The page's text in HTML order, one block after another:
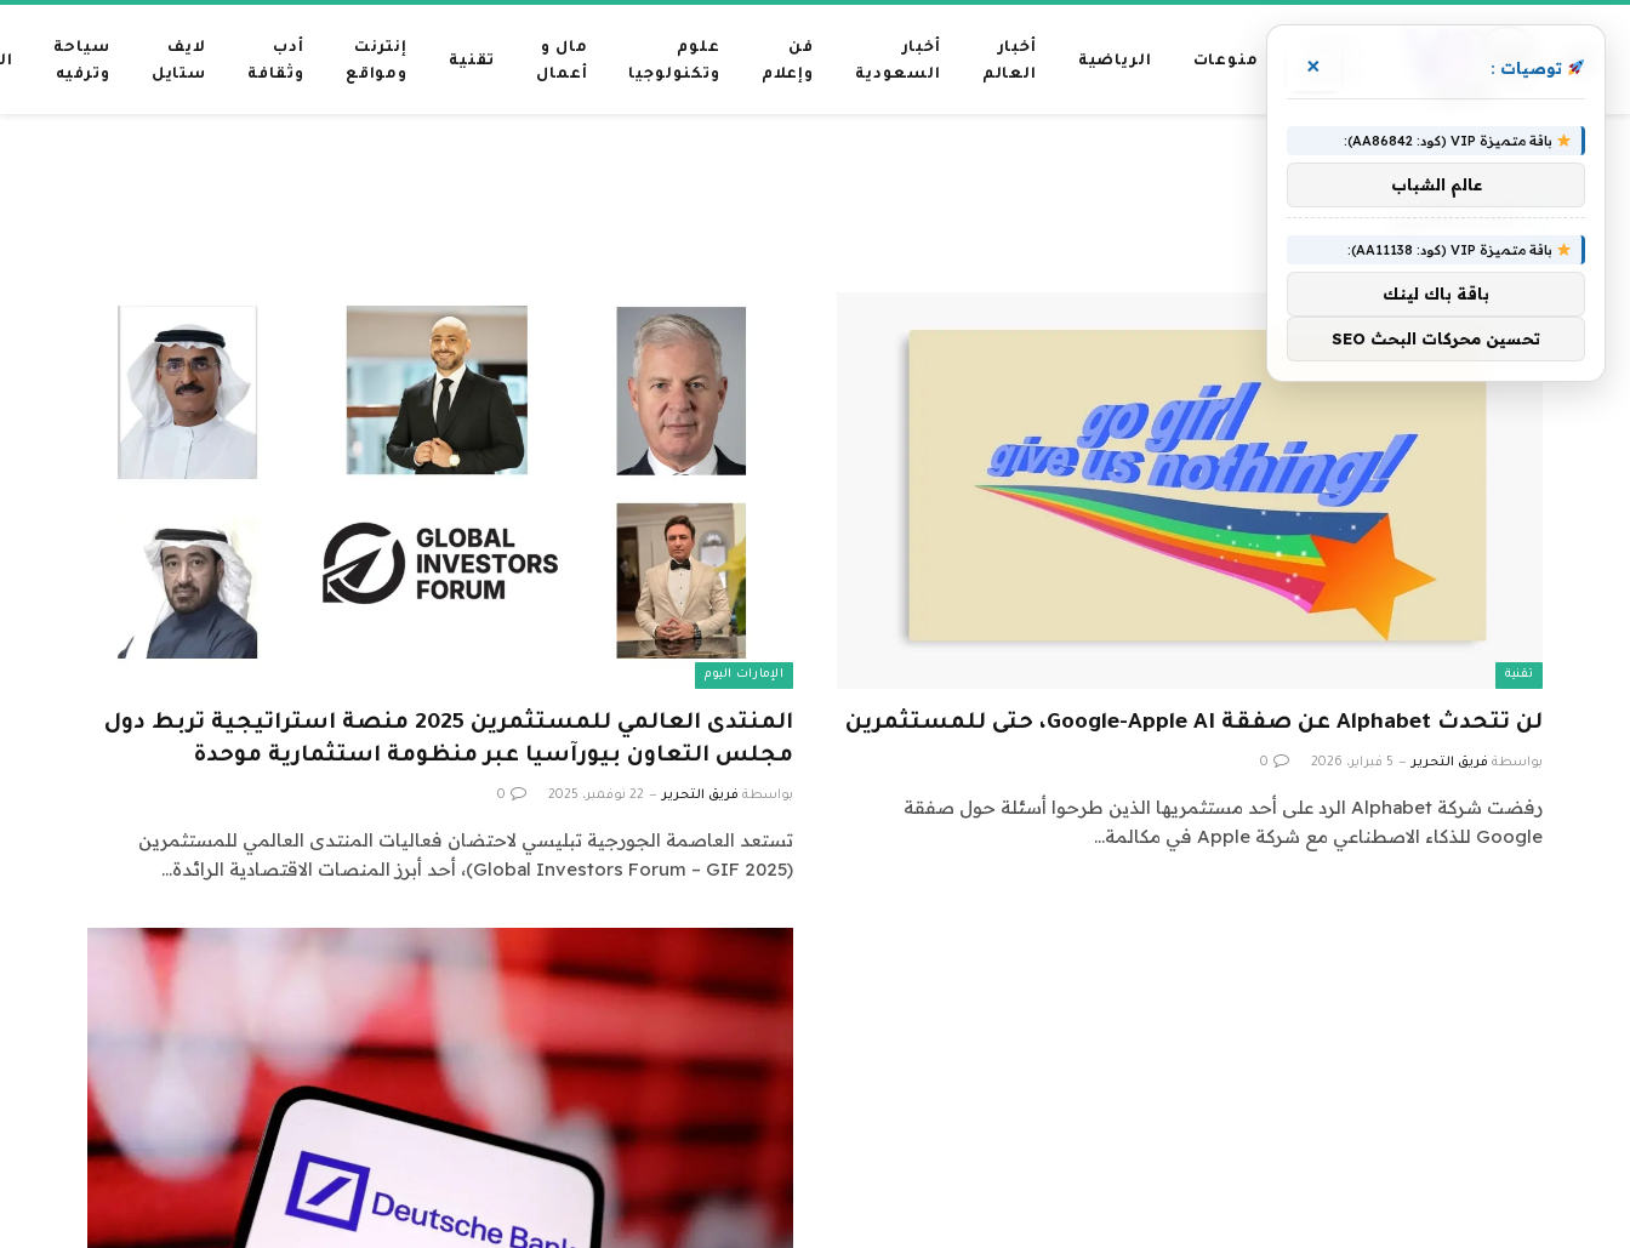
رئيسية
منوعات الرياضية
أخبار
العالم
أخبار
السعودية
فن
وإعلام
علوم
وتكنولوجيا
مال و
أعمال
تقنية
إنترنت
ومواقع
أدب
وثقافة
لايف
ستايل
سياحة
وترفيه
الرئيسية » للمستثمرين
للمستثمرين
تقنية
لن تتحدث Alphabet عن صفقة Google-Apple AI، حتى للمستثمرين
بواسطة فريق التحرير 5 فبراير، 2026 0
رفضت شركة Alphabet الرد على أحد مستثمريها الذين طرحوا أسئلة حول صفقة
Google للذكاء الاصطناعي مع شركة Apple في مكالمة…
الإمارات اليوم
المنتدى العالمي للمستثمرين 2025 منصة استراتيجية تربط دول
مجلس التعاون بيورآسيا عبر منظومة استثمارية موحدة
بواسطة فريق التحرير 22 نوفمبر، 2025 0
تستعد العاصمة الجورجية تبليسي لاحتضان فعاليات المنتدى العالمي للمستثمرين
(Global Investors Forum – GIF 2025)، أحد أبرز المنصات الاقتصادية الرائدة…
توصيات : ×
باقة متميزة VIP (كود: AA86842):
عالم الشباب
باقة متميزة VIP (كود: AA11138):
باقة باك لينك
تحسين محركات البحث SEO